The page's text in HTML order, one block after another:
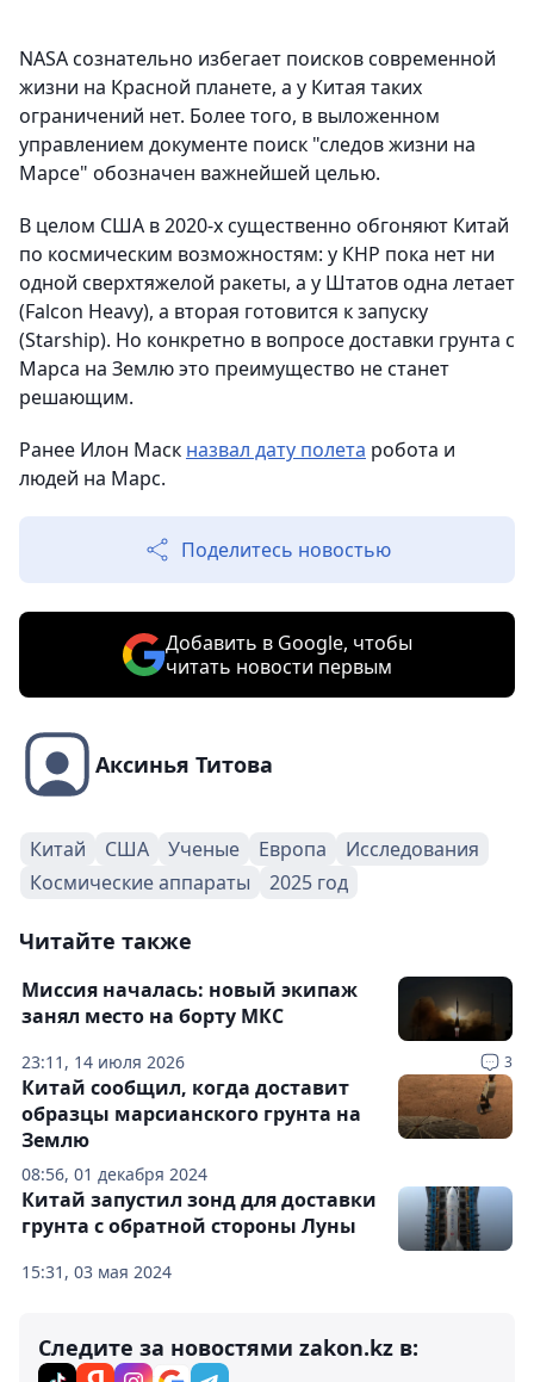
NASA сознательно избегает поисков современной
жизни на Красной планете, а у Китая таких
ограничений нет. Более того, в выложенном
управлением документе поиск "следов жизни на
Марсе" обозначен важнейшей целью.
В целом США в 2020-х существенно обгоняют Китай
по космическим возможностям: у КНР пока нет ни
одной сверхтяжелой ракеты, а у Штатов одна летает
(Falcon Heavy), а вторая готовится к запуску
(Starship). Но конкретно в вопросе доставки грунта с
Марса на Землю это преимущество не станет
решающим.
Ранее Илон Маск назвал дату полета робота и
людей на Марс.
Поделитесь новостью
Добавить в Google, чтобы
читать новости первым
Аксинья Титова
Китай США Ученые Европа
Исследования
Космические аппараты
2025 год
Читайте также
23:11, 14 июля 2026 3
Миссия началась: новый экипаж
занял место на борту МКС
08:56, 01 декабря 2024
Китай сообщил, когда доставит
образцы марсианского грунта на
Землю
15:31, 03 мая 2024
Китай запустил зонд для доставки
грунта с обратной стороны Луны
Следите за новостями zakon.kz в: